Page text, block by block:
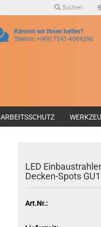
Suchen
Können wir Ihnen helfen?
Telefon: +(49) 7541-4069290
ARBEITSSCHUTZ
LED
Decken-Spots
Art.Nr.: